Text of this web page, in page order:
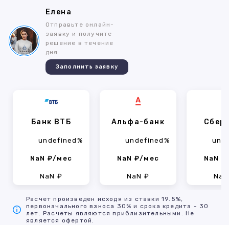
Елена
Отправьте онлайн-
заявку и получите
решение в течение
дня
Заполнить заявку
Банк ВТБ
undefined%
NaN ₽/мес
NaN ₽
Альфа-банк
undefined%
NaN ₽/мес
NaN ₽
NaN
Расчет произведен исходя из ставки 19.5%,
первоначального взноса 30% и срока кредита - 30
лет. Расчеты являются приблизительными. Не
является офертой.